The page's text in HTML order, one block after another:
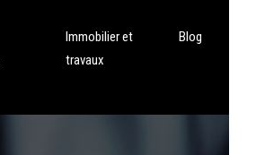
Immobilier et
travaux
Blog